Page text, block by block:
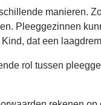
manieren.
Pleeggezinnen
dat een
rol tussen